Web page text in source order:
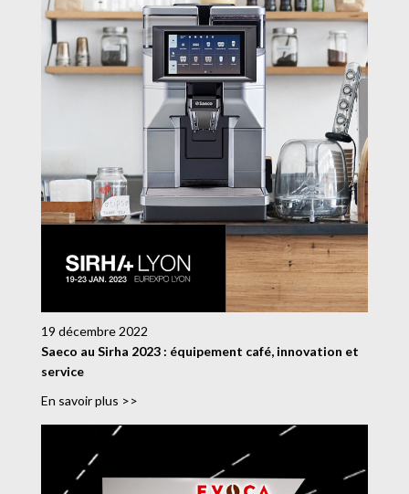
19 décembre 2022
Saeco au Sirha 2023 : équipement café, innovation et
service
En savoir plus >>